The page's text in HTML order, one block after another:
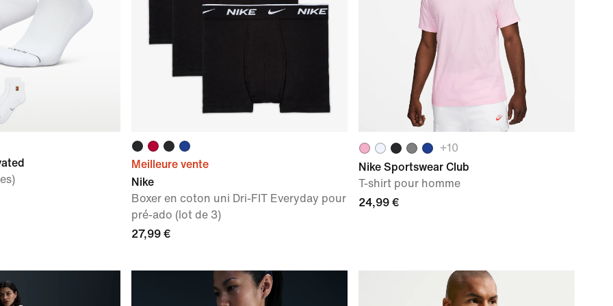
Meilleure vente
Nike
Boxer en coton uni Dri-FIT Everyday pour
pré-ado (lot de 3)
27,99 €
+10
Nike Sportswear Club
T-shirt pour homme
24,99 €